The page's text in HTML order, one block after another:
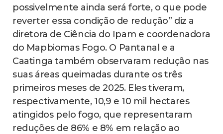
possivelmente ainda será forte, o que pode
reverter essa condição de redução” diz a
diretora de Ciência do Ipam e coordenadora
do Mapbiomas Fogo. O Pantanal e a
Caatinga também observaram redução nas
suas áreas queimadas durante os três
primeiros meses de 2025. Eles tiveram,
respectivamente, 10,9 e 10 mil hectares
atingidos pelo fogo, que representaram
reduções de 86% e 8% em relação ao